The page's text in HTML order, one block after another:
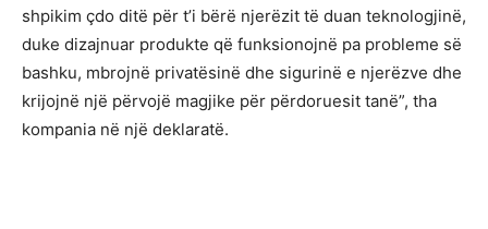
shpikim çdo ditë për t’i bërë njerëzit të duan teknologjinë,
duke dizajnuar produkte që funksionojnë pa probleme së
bashku, mbrojnë privatësinë dhe sigurinë e njerëzve dhe
krijojnë një përvojë magjike për përdoruesit tanë”, tha
kompania në një deklaratë.